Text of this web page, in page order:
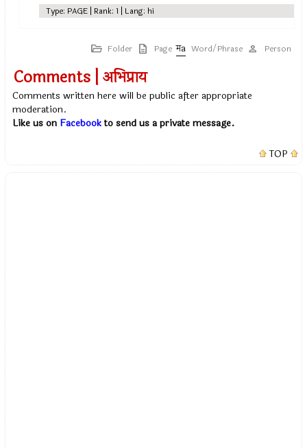
Type: PAGE | Rank: 1 | Lang: hi
Folder Page Word/Phrase Person
Comments | अभिप्राय
Comments written here will be public after appropriate
moderation.
Like us on Facebookto send us a private message.
TOP